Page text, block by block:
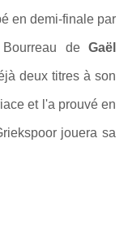
en demi-finale par
de Gaël
deux titres à son
et l'a prouvé en
jouera sa